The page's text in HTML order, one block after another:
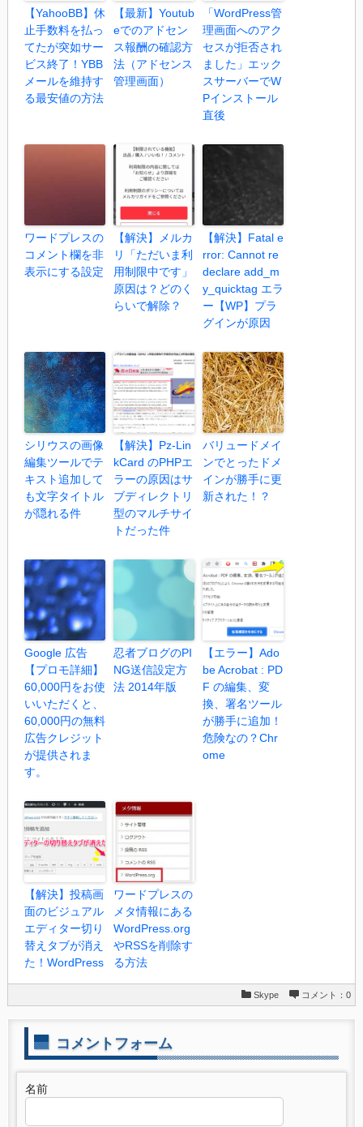
【YahooBB】休
止手数料を払っ
てたが突如サー
ビス終了！YBB
メールを維持す
る最安値の方法
【最新】Youtub
eでのアドセン
ス報酬の確認方
法（アドセンス
管理画面）
「WordPress管
理画面へのアク
セスが拒否され
ました」エック
スサーバーでW
Pインストール
直後
ワードプレスの
コメント欄を非
表示にする設定
【解決】メルカ
リ「ただいま利
用制限中です」
原因は？どのく
らいで解除？
【解決】Fatal e
rror: Cannot re
declare add_m
y_quicktag エラ
ー【WP】プラ
グインが原因
シリウスの画像
編集ツールでテ
キスト追加して
も文字タイトル
が隠れる件
【解決】Pz-Lin
kCard のPHPエ
ラーの原因はサ
ブディレクトリ
型のマルチサイ
トだった件
バリュードメイ
ンでとったドメ
インが勝手に更
新された！？
Google 広告
【プロモ詳細】
60,000円をお使
いいただくと、
60,000円の無料
広告クレジット
が提供されま
す。
忍者ブログのPI
NG送信設定方
法 2014年版
【エラー】Ado
be Acrobat : PD
F の編集、変
換、署名ツール
が勝手に追加！
危険なの？Chr
ome
【解決】投稿画
面のビジュアル
エディター切り
替えタブが消え
た！WordPress
ワードプレスの
メタ情報にある
WordPress.org
やRSSを削除す
る方法
Skype コメント：0
コメントフォーム
名前